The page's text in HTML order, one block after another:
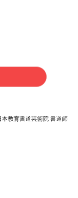
教育書道芸術院 書道師